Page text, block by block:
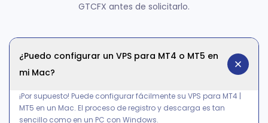
GTCFX antes de solicitarlo.
¿Puedo configurar un VPS para MT4 o MT5 en
mi Mac?
¡Por supuesto! Puede configurar fácilmente su VPS para MT4 |
MT5 en un Mac. El proceso de registro y descarga es tan
sencillo como en un PC con Windows.